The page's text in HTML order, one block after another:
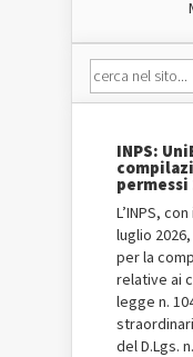
INPS:
permessi
L’INPS,
luglio
per la
relative ai
legge n.
del D.Lgs.